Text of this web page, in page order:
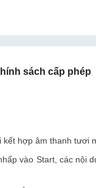
sách cấp phép
hợp âm thanh tươi
vào Start, các nội